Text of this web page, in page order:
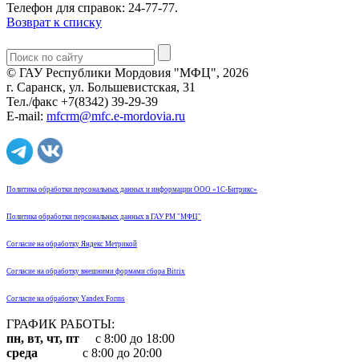
Телефон для справок: 24-77-77.
Возврат к списку
© ГАУ Республики Мордовия "МФЦ", 2026
г. Саранск, ул. Большевистская, 31
Тел./факс +7(8342) 39-29-39
E-mail: mfcrm@mfc.e-mordovia.ru
Политика обработки персональных данных и информации ООО «1С-Битрикс»
Политика обработки персональных данных в ГАУ РМ "МФЦ"
Согласие на обработку Яндекс Метрикой
Согласие на обработку внешними формами сбора Bitrix
Согласие на обработку Yandex Forms
ГРАФИК РАБОТЫ:
пн, вт, чт, пт с 8:00 до 18:00
среда с 8:00 до 20:00